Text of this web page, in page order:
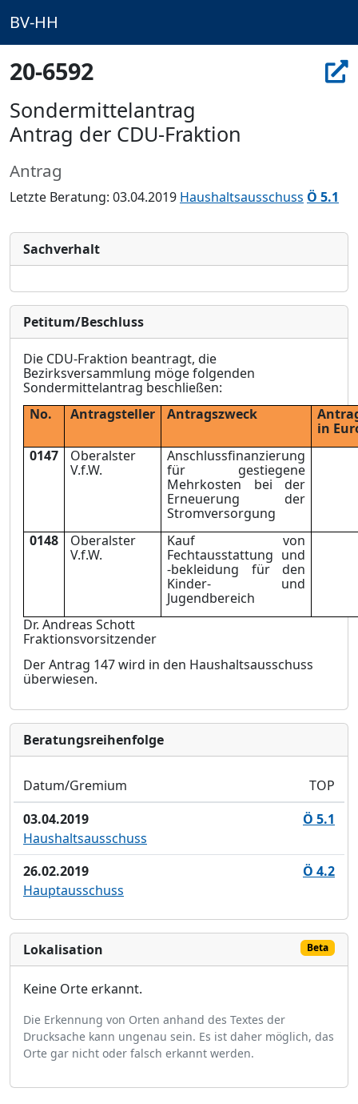
BV-HH
20-6592
Sondermittelantrag
Antrag der CDU-Fraktion
Antrag
Letzte Beratung: 03.04.2019 Haushaltsausschuss Ö 5.1
Sachverhalt
Petitum/Beschluss
Die CDU-Fraktion beantragt, die
Bezirksversammlung möge folgenden
Sondermittelantrag beschließen:
No.
Antragsteller Antragszweck
in
0147
Oberalster
V.f.W.
Anschlussfinanzierung
für gestiegene
Mehrkosten bei der
Erneuerung der
Stromversorgung
0148
Oberalster
V.f.W.
Kauf von
Fechtausstattung und
-bekleidung für den
Kinder- und
Jugendbereich
Dr. Andreas Schott
Fraktionsvorsitzender
Der Antrag 147 wird in den Haushaltsausschuss
überwiesen.
Bera­tungs­reihen­folge
Datum/Gremium
TOP
03.04.2019
Ö 5.1
Haushaltsausschuss
26.02.2019
Ö 4.2
Hauptausschuss
Lokalisation Beta
Keine Orte erkannt.
Die Erkennung von Orten anhand des Textes der
Drucksache kann ungenau sein. Es ist daher möglich, das
Orte gar nicht oder falsch erkannt werden.